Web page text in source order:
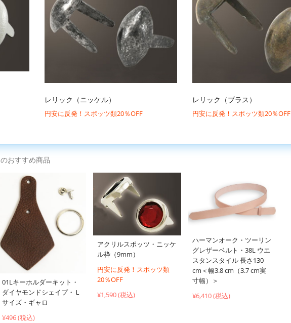
レリック（ニッケル）
円安に反発！スポッツ類20％OFF
レリック（ブラス）
円安に反発！スポッツ類20％OFF
のおすすめ商品
01Lキーホルダーキット・
ダイヤモンドシェイプ・Ｌ
サイズ・ギャロ
¥496 (税込)
アクリルスポッツ・ニッケ
ル枠（9mm）
円安に反発！スポッツ類
20％OFF
¥1,590 (税込)
ハーマンオーク・ツーリン
グレザーベルト・38L ウエ
スタンスタイル 長さ130
cm＜幅3.8 cm（3.7 cm実
寸幅）＞
¥6,410 (税込)